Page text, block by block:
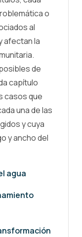
o
al
afectan la
de
capítulo
casos que
una de las
y cuya
y ancho del
agua